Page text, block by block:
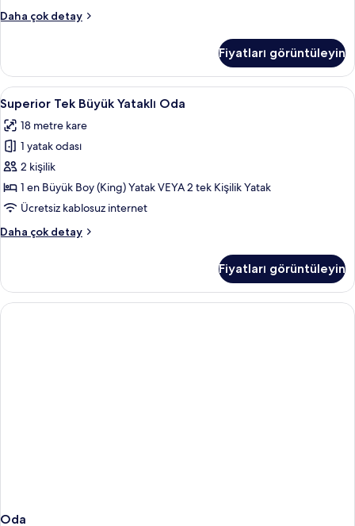
görün
Daha çok detay
Deluxe
Oda
hakkında
daha
fazla
detay
Fiyatları görüntüleyin
Superior
Tek
Büyük
Yataklı
Oda
için
tüm
görün
Superior Tek Büyük Yataklı Oda |
13
Superior Tek Büyük Yataklı Oda
18 metre kare
1 yatak odası
2 kişilik
1 en Büyük Boy (King) Yatak VEYA 2 tek Kişilik Yatak
Ücretsiz kablosuz internet
Daha çok detay
Superior
Oda
hakkında
daha
Fiyatları görüntüleyin
Oda